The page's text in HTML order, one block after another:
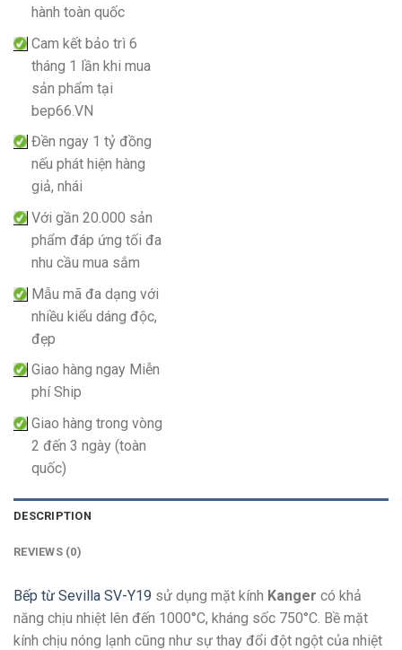
hành toàn quốc
Cam kết bảo trì 6
tháng 1 lần khi mua
sản phẩm tại
bep66.VN
Đền ngay 1 tỷ đồng
nếu phát hiện hàng
giả, nhái
Với gần 20.000 sản
phẩm đáp ứng tối đa
nhu cầu mua sắm
Mẫu mã đa dạng với
nhiều kiểu dáng độc,
đẹp
Giao hàng ngay Miễn
phí Ship
Giao hàng trong vòng
2 đến 3 ngày (toàn
quốc)
DESCRIPTION
REVIEWS (0)
Bếp từ Sevilla SV-Y19 sử dụng mặt kính Kanger có khả
năng chịu nhiệt lên đến 1000°C, kháng sốc 750°C. Bề mặt
kính chịu nóng lạnh cũng như sự thay đổi đột ngột của nhiệt